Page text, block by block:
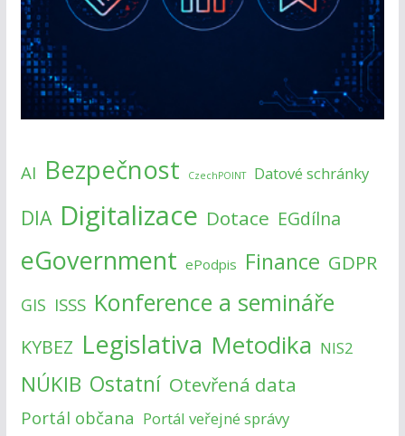
AI Bezpečnost CzechPOINT Datové schránky
DIA Digitalizace Dotace EGdílna
eGovernment ePodpis Finance GDPR
GIS ISSS Konference a semináře
KYBEZ Legislativa Metodika NIS2
NÚKIB Ostatní Otevřená data
Portál občana Portál veřejné správy